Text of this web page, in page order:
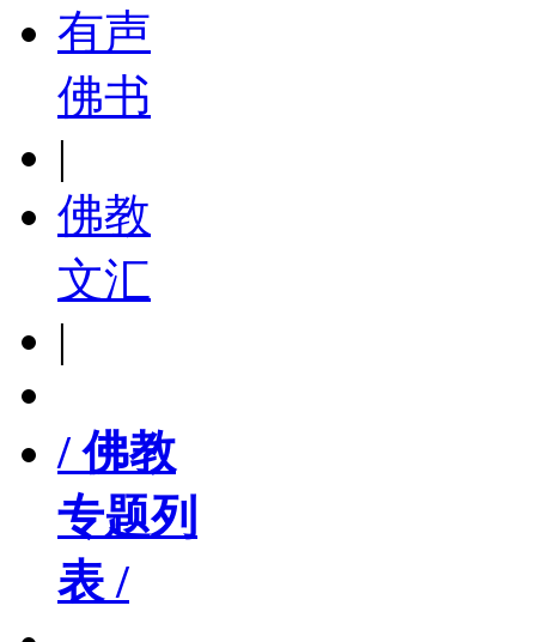
有声
佛书
|
佛教
文汇
|
/ 佛教
专题列
表 /